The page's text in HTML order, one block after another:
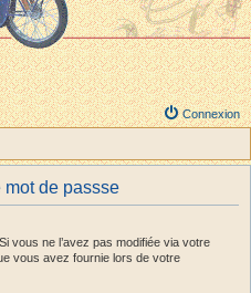
Connexion
de passse
vous ne l’avez pas modifiée via votre
vous avez fournie lors de votre